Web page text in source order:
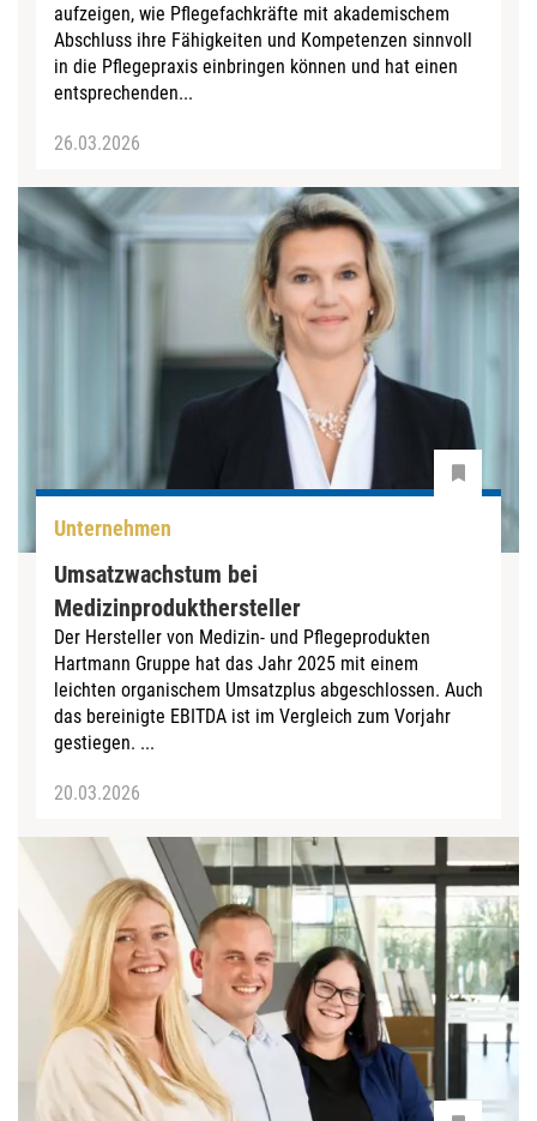
aufzeigen, wie Pflegefachkräfte mit akademischem
Abschluss ihre Fähigkeiten und Kompetenzen sinnvoll
in die Pflegepraxis einbringen können und hat einen
entsprechenden...
26.03.2026
Unternehmen
Umsatzwachstum bei
Medizinprodukthersteller
Der Hersteller von Medizin- und Pflegeprodukten
Hartmann Gruppe hat das Jahr 2025 mit einem
leichten organischem Umsatzplus abgeschlossen. Auch
das bereinigte EBITDA ist im Vergleich zum Vorjahr
gestiegen. ...
20.03.2026